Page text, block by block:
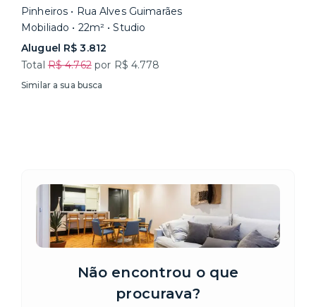
Pinheiros • Rua Alves Guimarães
Mobiliado • 22m² • Studio
Aluguel R$ 3.812
TotalR$ 4.762por R$ 4.778
Similar a sua busca
Não encontrou o que
procurava?